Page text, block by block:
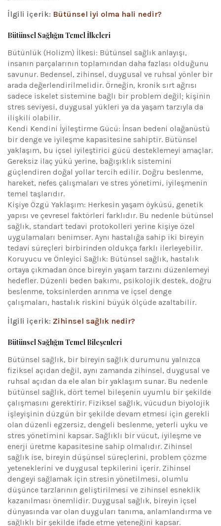
İlgili içerik: Bütünsel iyi olma hali nedir?
Bütünsel Sağlığın Temel İlkeleri
Bütünlük (Holizm) İlkesi: Bütünsel sağlık anlayışı,
insanın parçalarının toplamından daha fazlası olduğunu
savunur. Bedensel, zihinsel, duygusal ve ruhsal yönler bir
arada değerlendirilmelidir. Örneğin, kronik sırt ağrısı
sadece iskelet sistemine bağlı bir problem değil; kişinin
stres seviyesi, duygusal yükleri ya da yaşam tarzıyla da
ilişkili olabilir.
Kendi Kendini İyileştirme Gücü: İnsan bedeni olağanüstü
bir denge ve iyileşme kapasitesine sahiptir. Bütünsel
yaklaşım, bu içsel iyileştirici gücü desteklemeyi amaçlar.
Gereksiz ilaç yükü yerine, bağışıklık sistemini
güçlendiren doğal yollar tercih edilir. Doğru beslenme,
hareket, nefes çalışmaları ve stres yönetimi, iyileşmenin
temel taşlarıdır.
Kişiye Özgü Yaklaşım: Herkesin yaşam öyküsü, genetik
yapısı ve çevresel faktörleri farklıdır. Bu nedenle bütünsel
sağlık, standart tedavi protokolleri yerine kişiye özel
uygulamaları benimser. Aynı hastalığa sahip iki bireyin
tedavi süreçleri birbirinden oldukça farklı ilerleyebilir.
Koruyucu ve Önleyici Sağlık: Bütünsel sağlık, hastalık
ortaya çıkmadan önce bireyin yaşam tarzını düzenlemeyi
hedefler. Düzenli beden bakımı, psikolojik destek, doğru
beslenme, toksinlerden arınma ve içsel denge
çalışmaları, hastalık riskini büyük ölçüde azaltabilir.
İlgili içerik: Zihinsel sağlık nedir?
Bütünsel Sağlığın Temel Bileşenleri
Bütünsel sağlık, bir bireyin sağlık durumunu yalnızca
fiziksel açıdan değil, aynı zamanda zihinsel, duygusal ve
ruhsal açıdan da ele alan bir yaklaşım sunar. Bu nedenle
bütünsel sağlık, dört temel bileşenin uyumlu bir şekilde
çalışmasını gerektirir. Fiziksel sağlık, vücudun biyolojik
işleyişinin düzgün bir şekilde devam etmesi için gerekli
olan düzenli egzersiz, dengeli beslenme, yeterli uyku ve
stres yönetimini kapsar. Sağlıklı bir vücut, iyileşme ve
enerji üretme kapasitesine sahip olmalıdır. Zihinsel
sağlık ise, bireyin düşünsel süreçlerini, problem çözme
yeteneklerini ve duygusal tepkilerini içerir. Zihinsel
dengeyi sağlamak için stresin yönetilmesi, olumlu
düşünce tarzlarının geliştirilmesi ve zihinsel esneklik
kazanılması önemlidir. Duygusal sağlık, bireyin içsel
dünyasında var olan duyguları tanıma, anlamlandırma ve
sağlıklı bir şekilde ifade etme yeteneğini kapsar.